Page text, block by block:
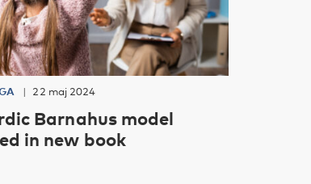
22 maj 2024
Barnahus model
in new book